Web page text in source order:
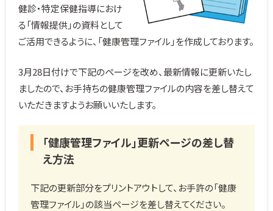
健診・特定保健指導におけ
る「情報提供」の資料として
ご活用できるように、「健康管理ファイル」を作成しております。
3月28日付けで下記のページを改め、最新情報に更新いたし
ましたので、お手持ちの健康管理ファイルの内容を差し替えて
いただきますようお願いいたします。
「健康管理ファイル」更新ページの差し替
え方法
下記の更新部分をプリントアウトして、お手許の「健康
管理ファイル」の該当ページを差し替えてください。